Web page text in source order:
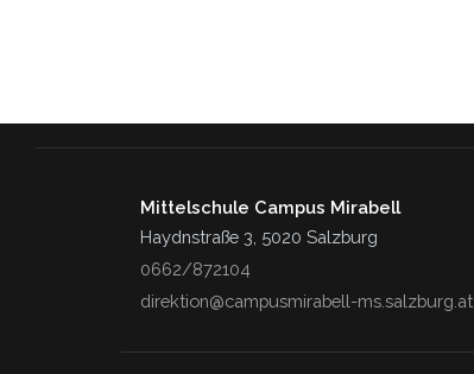
Mittelschule Campus Mirabell
Haydnstraße 3, 5020 Salzburg
0662/872104
direktion@campusmirabell-ms.salzburg.at